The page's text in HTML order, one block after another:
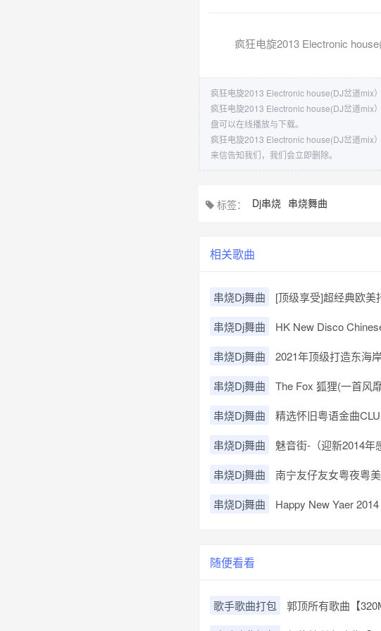
疯狂电旋2013 Electronic
疯狂电旋2013 Electronic house(DJ岔道mix
疯狂电旋2013 Electronic house(DJ岔道mix
盘可以在线播放与下载。
疯狂电旋2013 Electronic house(DJ岔道mix
来信告知我们，我们会立即删除。
标签： Dj串烧 串烧舞曲
相关歌曲
串烧Dj舞曲 [顶级享受]超经典欧
串烧Dj舞曲 HK New Disco
串烧Dj舞曲 2021年顶级打造东海岸
串烧Dj舞曲 The Fox 狐狸(一首风
串烧Dj舞曲 精选怀旧粤语金曲
串烧Dj舞曲 魅音街-（迎新2014
串烧Dj舞曲 南宁友仔友女粤夜粤
串烧Dj舞曲 Happy New Yaer
随便看看
歌手歌曲打包
郭顶所有歌曲【